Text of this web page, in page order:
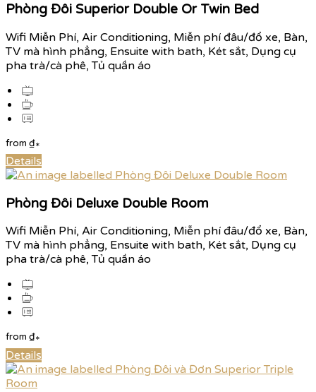
Phòng Đôi Superior Double Or Twin Bed
Wifi Miễn Phí, Air Conditioning, Miễn phí đâu/đổ xe, Bàn,
TV mà hình phẳng, Ensuite with bath, Két sắt, Dụng cụ
pha trà/cà phê, Tủ quần áo
from ₫*
Details
Phòng Đôi Deluxe Double Room
Wifi Miễn Phí, Air Conditioning, Miễn phí đâu/đổ xe, Bàn,
TV mà hình phẳng, Ensuite with bath, Két sắt, Dụng cụ
pha trà/cà phê, Tủ quần áo
from ₫*
Details